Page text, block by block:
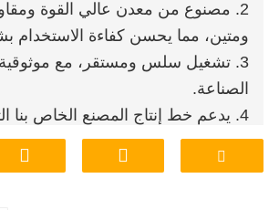
2. مصنوع من معدن عالي القوة
ومتين، مما يحسن كفاءة الاستخدام
3. تشغيل سلس ومستقر، مع موثوقية
الصناعة.
4. يدعم خط إنتاج المصنع الخاص بنا
والمعالجة الشخصية للحجم والمواد.
5. فعالية من حيث التكلفة، وعملية